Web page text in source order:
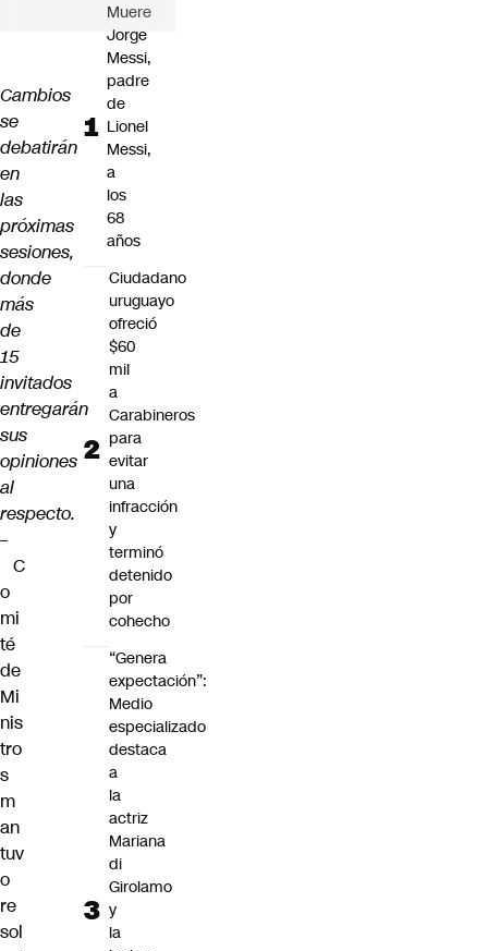
Cambios
se
debatirán
en
las
próximas
sesiones,
donde
más
de
15
invitados
entregarán
sus
opiniones
al
respecto.
–
C
o
mi
té
de
Mi
nis
tro
s
m
an
tuv
o
re
sol
Muere
Jorge
Messi,
padre
de
Lionel
Messi,
a
los
68
años
Ciudadano
uruguayo
ofreció
$60
mil
a
Carabineros
para
evitar
una
infracción
y
terminó
detenido
por
cohecho
“Genera
expectación”:
Medio
especializado
destaca
a
la
actriz
Mariana
di
Girolamo
y
la